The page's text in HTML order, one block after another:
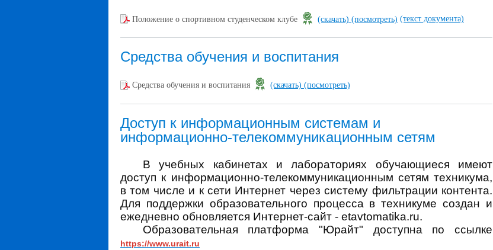
Положение о спортивном студенческом клубе (скачать) (посмотреть) (текст документа)
Средства обучения и воспитания
Средства обучения и воспитания (скачать) (посмотреть)
Доступ к информационным системам и
информационно-телекоммуникационным сетям
В учебных кабинетах и лабораториях обучающиеся имеют
доступ к информационно-телекоммуникационным сетям техникума,
в том числе и к сети Интернет через систему фильтрации контента.
Для поддержки образовательного процесса в техникуме создан и
ежедневно обновляется Интернет-сайт - etavtomatika.ru.
Образовательная платформа "Юрайт" доступна по ссылке
https://www.urait.ru